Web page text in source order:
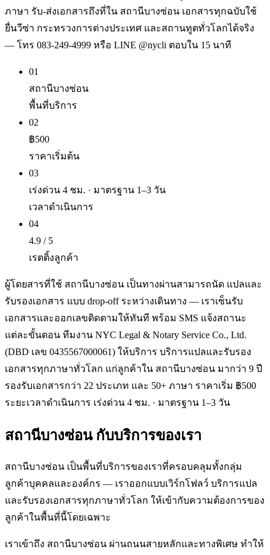
ภาษา รับ-ส่งเอกสารถึงที่ใน สถานีบางซ่อน เอกสารทุกฉบับใช้
ยื่นวีซ่า กระทรวงการต่างประเทศ และสถานทูตทั่วโลกได้จริง
— โทร 083-249-4999 หรือ LINE @nycli ตอบใน 15 นาที
01
สถานีบางซ่อน
พื้นที่บริการ
02
฿500
ราคาเริ่มต้น
03
เร่งด่วน 4 ชม. · มาตรฐาน 1–3 วัน
เวลาดำเนินการ
04
4.9 / 5
เรตติ้งลูกค้า
ผู้โดยสารที่ใช้ สถานีบางซ่อน เป็นทางผ่านสามารถนัด แปลและ
รับรองเอกสาร แบบ drop-off ระหว่างเดินทาง — เราเซ็นรับ
เอกสารและออกเลขติดตามให้ทันที พร้อม SMS แจ้งสถานะ
แต่ละขั้นตอน ทีมงาน NYC Legal & Notary Service Co., Ltd.
(DBD เลข 0435567000061) ให้บริการ บริการแปลและรับรอง
เอกสารทุกภาษาทั่วโลก แก่ลูกค้าใน สถานีบางซ่อน มากว่า 9 ปี
รองรับเอกสารกว่า 22 ประเภท และ 50+ ภาษา ราคาเริ่ม ฿500
ระยะเวลาดำเนินการ เร่งด่วน 4 ชม. · มาตรฐาน 1–3 วัน
สถานีบางซ่อนกับบริการของเรา
สถานีบางซ่อน เป็นพื้นที่บริการของเราที่ครอบคลุมทั้งกลุ่ม
ลูกค้าบุคคลและองค์กร — เราออกแบบเวิร์กโฟลว์ บริการแปล
และรับรองเอกสารทุกภาษาทั่วโลก ให้เข้ากับความต้องการของ
ลูกค้าในพื้นที่นี้โดยเฉพาะ
เราเข้าถึง สถานีบางซ่อน ผ่านถนนสายหลักและทางพิเศษ ทำให้